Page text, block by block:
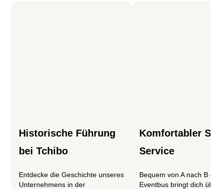
Historische Führung
bei Tchibo
Entdecke die Geschichte unseres
Unternehmens in der
Komfortabler
Service
Bequem von A nach B –
Eventbus bringt dich über